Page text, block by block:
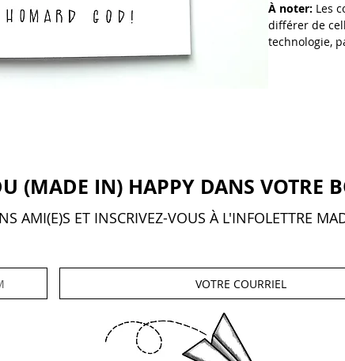
À noter: Les
différer de
technologie,
(MADE IN) HAPPY DANS VOTRE
AMI(E)S ET INSCRIVEZ-VOUS À L'INFOLETTRE